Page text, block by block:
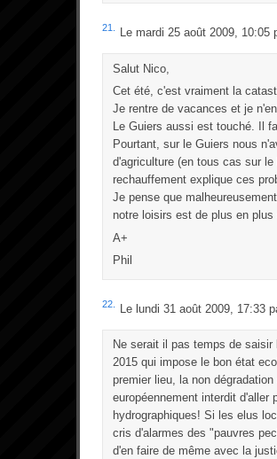
21. Le mardi 25 août 2009, 10:05
Salut Nico,
Cet été, c'est vraiment la
Je rentre de vacances et je
Le Guiers aussi est touché. Il
Pourtant, sur le Guiers nous
d'agriculture (en tous cas sur
rechauffement explique ces
Je pense que
notre loisirs est de plus en plus
A+
Phil
22. Le lundi 31 août 2009, 17:33
Ne serait il pas temps de
2015 qui impose le bon état
premier lieu, la non
européennement interdit
hydrographiques! Si les elus
cris d'alarmes des "pauvres
d'en faire de même avec la